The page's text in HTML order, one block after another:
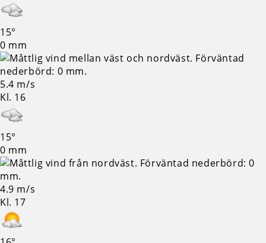
15°
0 mm
5.4 m/s
Kl. 16
15°
0 mm
4.9 m/s
Kl. 17